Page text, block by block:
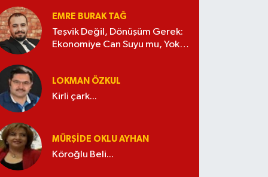
EMRE BURAK TAĞ
Teşvik Değil, Dönüşüm Gerek:
Ekonomiye Can Suyu mu, Yoksa
LOKMAN ÖZKUL
Kirli çark...
MÜRŞIDE OKLU AYHAN
Köroğlu Beli...